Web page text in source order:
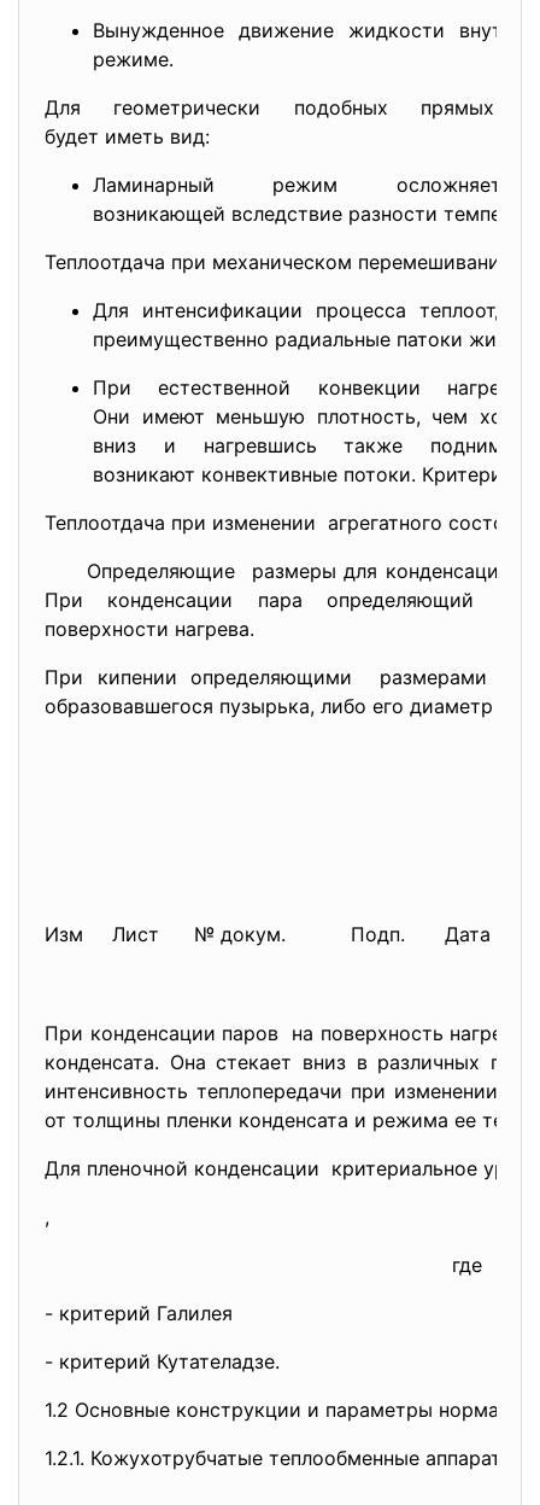
Вынужденное движение жидкости внутри
режиме.
Для геометрически подобных прямых
будет иметь вид:
Ламинарный режим
возникающей вследствие разности
Теплоотдача при механическом перемешивании.
Для интенсификации процесса
преимущественно радиальные патоки
При естественной конвекции
Они имеют меньшую плотность, чем
вниз и нагревшись также
возникают конвективные потоки.
Теплоотдача при изменении агрегатного
Определяющие размеры для конденсации
При конденсации пара определяющий
поверхности нагрева.
При кипении определяющими размерами
образовавшегося пузырька, либо его диаметр в
Изм Лист № докум. Подп. Дата
При конденсации паров на поверхность нагрева
конденсата. Она стекает вниз в различных
интенсивность теплопередачи при изменении
от толщины пленки конденсата и режима ее
Для пленочной конденсации критериальное
,
где
- критерий Галилея
- критерий Кутателадзе.
1.2 Основные конструкции и параметры
1.2.1. Кожухотрубчатые теплообменные аппараты